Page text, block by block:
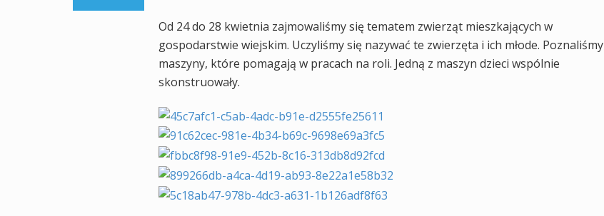
Od 24 do 28 kwietnia zajmowaliśmy się tematem zwierząt mieszkających w
gospodarstwie wiejskim. Uczyliśmy się nazywać te zwierzęta i ich młode. Poznaliśmy
maszyny, które pomagają w pracach na roli. Jedną z maszyn dzieci wspólnie
skonstruowały.